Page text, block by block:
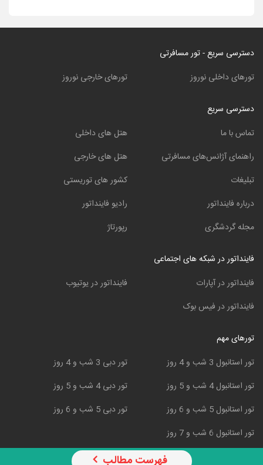
دسترسی سریع - تور مسافرتی
تورهای داخلی نوروز
تورهای خارجی نوروز
دسترسی سریع
تماس با ما
راهنمای آژانس‌های مسافرتی
تبلیغات
درباره فاینداتور
مجله گردشگری
هتل های داخلی
هتل های خارجی
کشور های توریستی
رادیو فاینداتور
رپورتاژ
فاینداتور در شبکه های اجتماعی
فاینداتور در آپارات
فاینداتور در فیس بوک
فاینداتور در یوتیوب
تورهای مهم
تور استانبول 3 شب و 4 روز
تور استانبول 4 شب و 5 روز
تور استانبول 5 شب و 6 روز
تور استانبول 6 شب و 7 روز
تور دبی 3 شب و 4 روز
تور دبی 4 شب و 5 روز
تور دبی 5 شب و 6 روز